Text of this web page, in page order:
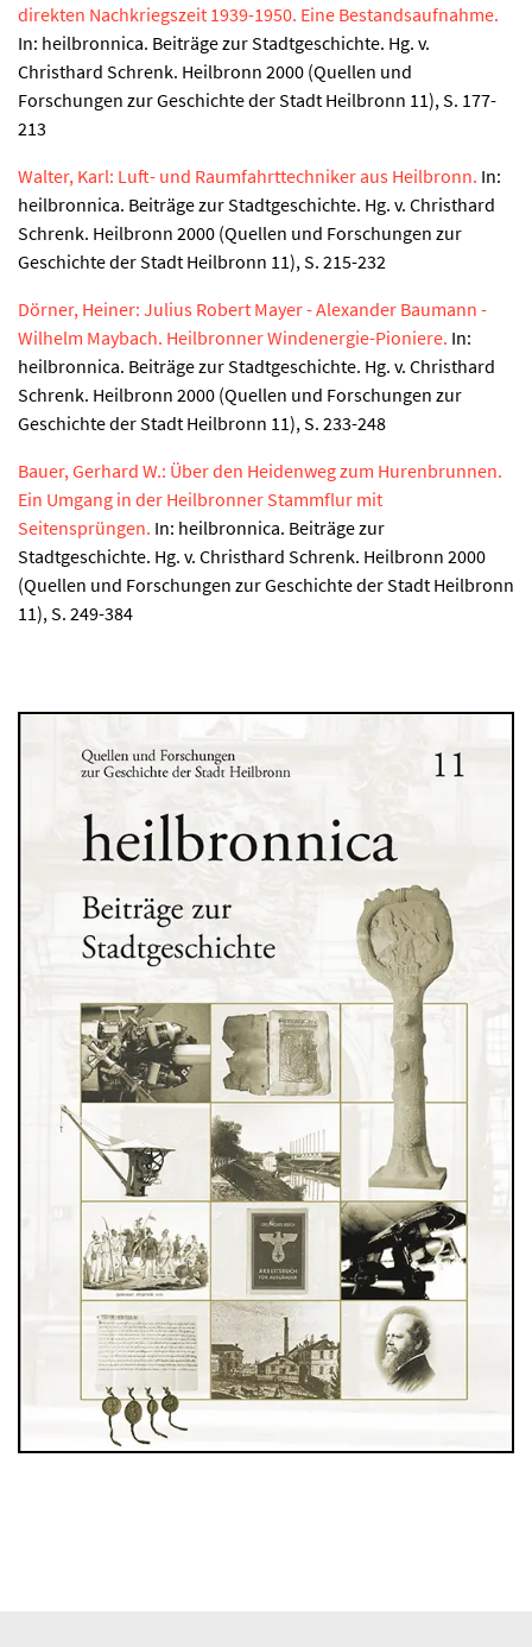
direkten Nachkriegszeit 1939-1950. Eine Bestandsaufnahme.
In: heilbronnica. Beiträge zur Stadtgeschichte. Hg. v.
Christhard Schrenk. Heilbronn 2000 (Quellen und
Forschungen zur Geschichte der Stadt Heilbronn 11), S. 177-
213
Walter, Karl: Luft- und Raumfahrttechniker aus Heilbronn. In:
heilbronnica. Beiträge zur Stadtgeschichte. Hg. v. Christhard
Schrenk. Heilbronn 2000 (Quellen und Forschungen zur
Geschichte der Stadt Heilbronn 11), S. 215-232
Dörner, Heiner: Julius Robert Mayer - Alexander Baumann -
Wilhelm Maybach. Heilbronner Windenergie-Pioniere. In:
heilbronnica. Beiträge zur Stadtgeschichte. Hg. v. Christhard
Schrenk. Heilbronn 2000 (Quellen und Forschungen zur
Geschichte der Stadt Heilbronn 11), S. 233-248
Bauer, Gerhard W.: Über den Heidenweg zum Hurenbrunnen.
Ein Umgang in der Heilbronner Stammflur mit
Seitensprüngen. In: heilbronnica. Beiträge zur
Stadtgeschichte. Hg. v. Christhard Schrenk. Heilbronn 2000
(Quellen und Forschungen zur Geschichte der Stadt Heilbronn
11), S. 249-384